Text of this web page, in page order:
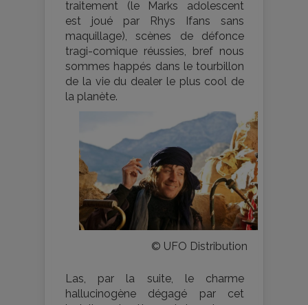
traitement (le Marks adolescent
est joué par Rhys Ifans sans
maquillage), scènes de défonce
tragi-comique réussies, bref nous
sommes happés dans le tourbillon
de la vie du dealer le plus cool de
la planète.
© UFO Distribution
Las, par la suite, le charme
hallucinogène dégagé par cet